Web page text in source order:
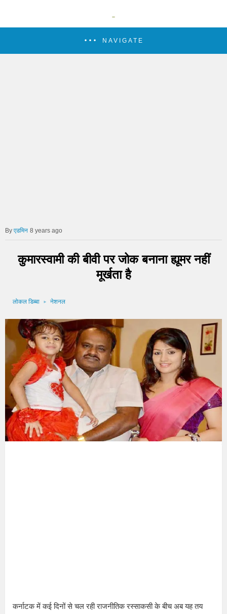
NAVIGATE
एडमिन 8 years ago
कुमारस्वामी की बीवी पर जोक बनाना ह्यूमर नहीं
मूर्खता है
लोकल डिब्बा नेशनल
कर्नाटक में कई दिनों से चल रही राजनीतिक रस्साकसी के बीच अब यह तय